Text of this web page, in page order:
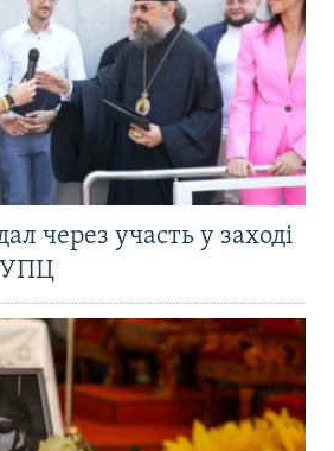
через участь у заході
УПЦ